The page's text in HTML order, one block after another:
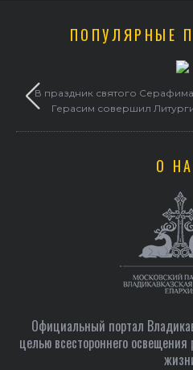
ПОПУЛЯРНЫЕ
В праздник святого
Герасим совершил
О
Официальный портал
целью всестороннего